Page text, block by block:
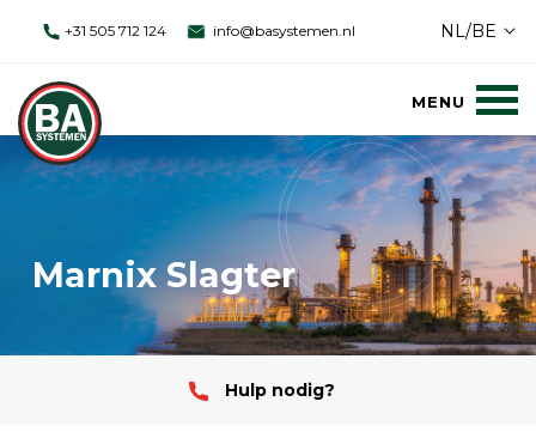
+31 505 712 124 info@basystemen.nl NL/BE
Marnix Slagter
Hulp nodig?